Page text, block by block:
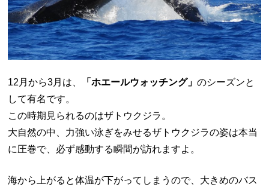
12月から3月は、 「ホエールウォッチング」のシーズンと
して有名です。
この時期見られるのはザトウクジラ。
大自然の中、力強い泳ぎをみせるザトウクジラの姿は本当
に圧巻で、必ず感動する瞬間が訪れますよ。
海から上がると体温が下がってしまうので、大きめのバス